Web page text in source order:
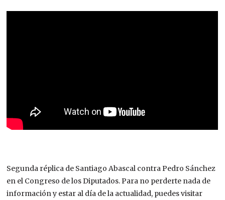
Segunda réplica de Santiago Abascal contra Pedro Sánchez
en el Congreso de los Diputados. Para no perderte nada de
información y estar al día de la actualidad, puedes visitar